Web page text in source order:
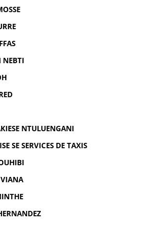
NEBTI
NTULUENGANI
SE SERVICES DE TAXIS